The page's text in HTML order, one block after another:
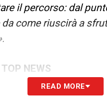
il percorso: dal
da come riuscirà a
NEWS
READ MORE